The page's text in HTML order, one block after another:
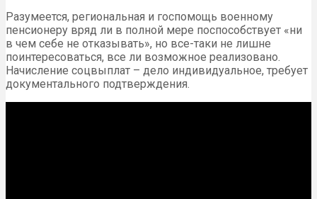
Разумеется, региональная и госпомощь военному
пенсионеру вряд ли в полной мере поспособствует «ни
в чем себе не отказывать», но все-таки не лишне
поинтересоваться, все ли возможное реализовано.
Начисление соцвыплат – дело индивидуальное, требует
документального подтверждения.